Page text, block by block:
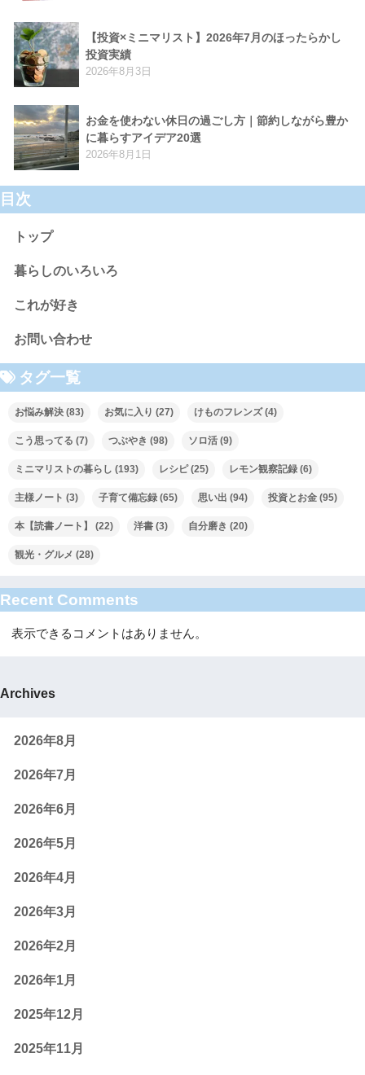
【投資×ミニマリスト】2026年7月のほったらかし
投資実績
2026年8月3日
お金を使わない休日の過ごし方｜節約しながら豊か
に暮らすアイデア20選
2026年8月1日
目次
トップ
暮らしのいろいろ
これが好き
お問い合わせ
タグ一覧
お悩み解決 (83) お気に入り (27) けものフレンズ(4)
こう思ってる (7) つぶやき (98) ソロ活 (9)
ミニマリストの暮らし (193) レシピ(25) レモン観察記録 (6)
主様ノート (3) 子育て備忘録 (65) 思い出 (94) 投資とお金 (95)
本【読書ノート】 (22) 洋書 (3) 自分磨き (20)
観光・グルメ (28)
Recent Comments
表示できるコメントはありません。
Archives
2026年8月
2026年7月
2026年6月
2026年5月
2026年4月
2026年3月
2026年2月
2026年1月
2025年12月
2025年11月